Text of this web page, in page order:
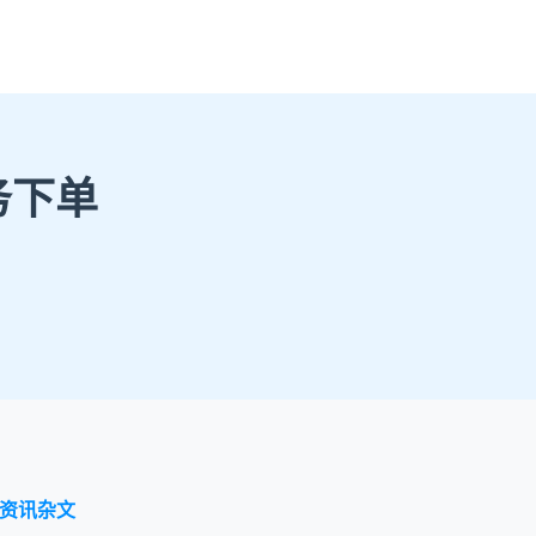
下单
资讯杂文